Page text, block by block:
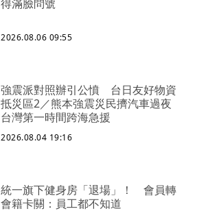
得滿臉問號
2026.08.06 09:55
強震派對照辦引公憤 台日友好物資
抵災區2／熊本強震災民擠汽車過夜
台灣第一時間跨海急援
2026.08.04 19:16
統一旗下健身房「退場」！ 會員轉
會籍卡關：員工都不知道